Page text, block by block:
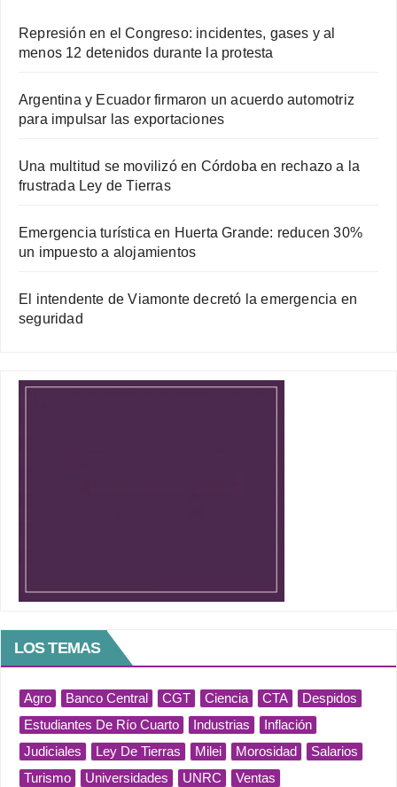
Represión en el Congreso: incidentes, gases y al
menos 12 detenidos durante la protesta
Argentina y Ecuador firmaron un acuerdo automotriz
para impulsar las exportaciones
Una multitud se movilizó en Córdoba en rechazo a la
frustrada Ley de Tierras
Emergencia turística en Huerta Grande: reducen 30%
un impuesto a alojamientos
El intendente de Viamonte decretó la emergencia en
seguridad
LOS TEMAS
Agro Banco Central CGT Ciencia CTA
Despidos
Estudiantes De Río Cuarto
Industrias
Inflación
Judiciales
Ley De Tierras Milei Morosidad
Salarios
Turismo
Universidades UNRC Ventas